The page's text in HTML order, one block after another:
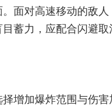
面对高速移动的敌人
蓄力，应配合闪避
增加爆炸范围与伤